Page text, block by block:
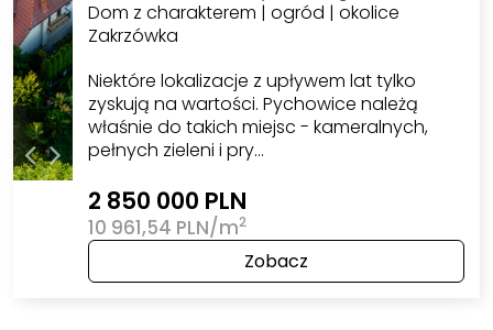
Dom z charakterem | ogród | okolice
Zakrzówka
Niektóre lokalizacje z upływem lat tylko
zyskują na wartości. Pychowice należą
właśnie do takich miejsc - kameralnych,
pełnych zieleni i pry…
2 850 000 PLN
10 961,54 PLN/m2
Zobacz